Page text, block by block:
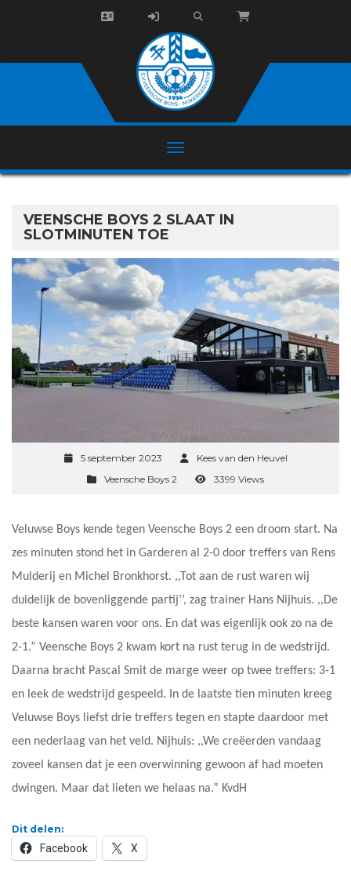
VEENSCHE BOYS 2 SLAAT IN
SLOTMINUTEN TOE
5 september 2023
Kees van den Heuvel
Veensche Boys 2
3399 Views
Veluwse Boys kende tegen Veensche Boys 2 een droom start. Na
zes minuten stond het in Garderen al 2-0 door treffers van Rens
Mulderij en Michel Bronkhorst. ,,Tot aan de rust waren wij
duidelijk de bovenliggende partij’’, zag trainer Hans Nijhuis. ,,De
beste kansen waren voor ons. En dat was eigenlijk ook zo na de
2-1.” Veensche Boys 2 kwam kort na rust terug in de wedstrijd.
Daarna bracht Pascal Smit de marge weer op twee treffers: 3-1
en leek de wedstrijd gespeeld. In de laatste tien minuten kreeg
Veluwse Boys liefst drie treffers tegen en stapte daardoor met
een nederlaag van het veld. Nijhuis: ,,We creëerden vandaag
zoveel kansen dat je een overwinning gewoon af had moeten
dwingen. Maar dat lieten we helaas na.” KvdH
Dit delen:
Facebook X